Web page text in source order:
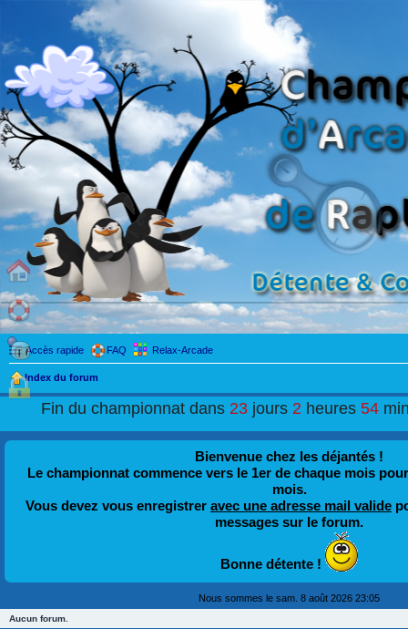
Accès rapide FAQ Relax-Arcade
Index du forum
Fin du championnat dans23 jours2 heures54
Bienvenue chez les déjantés !
Le championnat commence vers le 1er de chaque mois
mois.
Vous devez vous enregistrer avec une adresse mail valide
messages sur le forum.
Bonne détente !
Nous sommes le sam. 8 août 2026 23:05
Aucun forum.